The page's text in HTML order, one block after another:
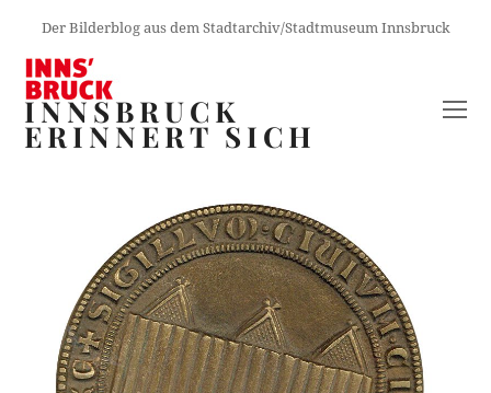
Der Bilderblog aus dem Stadtarchiv/Stadtmuseum Innsbruck
INNSBRUCK
ERINNERT SICH